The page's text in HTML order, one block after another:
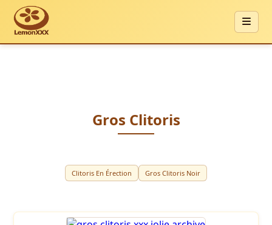
Gros Clitoris
Clitoris En Érection Gros Clitoris Noir